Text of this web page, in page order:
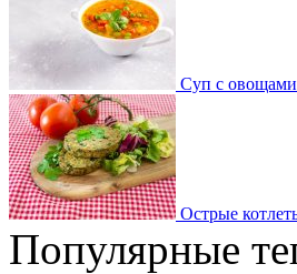
Суп с
Острые
Популярные